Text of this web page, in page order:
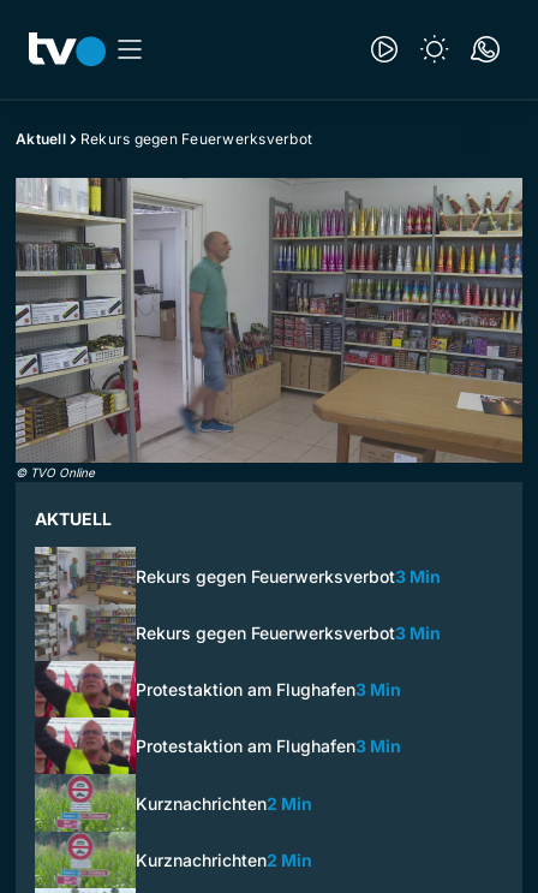
Aktuell Rekurs gegen Feuerwerksverbot
© TVO Online
AKTUELL
Rekurs gegen Feuerwerksverbot3 Min
Rekurs gegen Feuerwerksverbot3 Min
Protestaktion am Flughafen3 Min
Protestaktion am Flughafen3 Min
Kurznachrichten2 Min
Kurznachrichten2 Min